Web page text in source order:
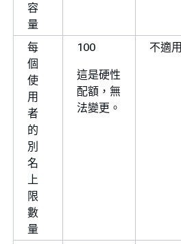
容
量
每
個
使
用
者
的
別
名
上
限
數
量
100
這是硬性
配額，無
法變更。
不適用